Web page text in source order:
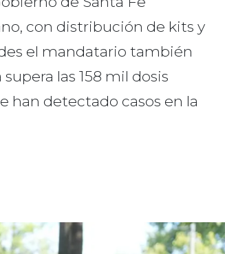
con distribución de kits y
el mandatario también
las 158 mil dosis
han detectado casos en la